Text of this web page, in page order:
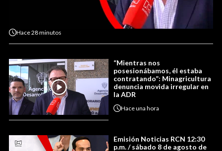
Hace28 minutos
“Mientras nos
posesionábamos, él estaba
contratando”: Minagricultura
denuncia movida irregular en
la ADR
Haceuna hora
Emisión Noticias RCN 12:30
p.m. / sábado 8 de agosto de